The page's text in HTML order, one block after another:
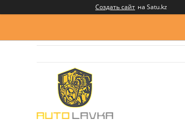
Создать сайт на Satu.kz